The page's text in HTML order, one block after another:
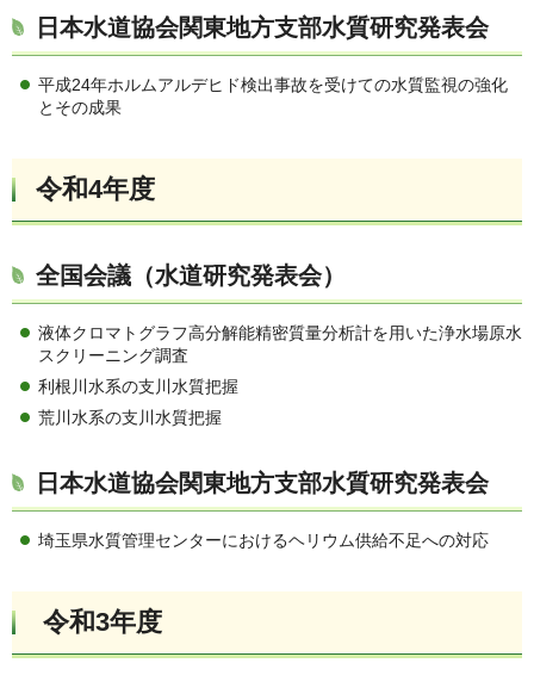
日本水道協会関東地方支部水質研究発表会
平成24年ホルムアルデヒド検出事故を受けての水質監視の強化
とその成果
令和4年度
全国会議（水道研究発表会）
液体クロマトグラフ高分解能精密質量分析計を用いた浄水場原水
スクリーニング調査
利根川水系の支川水質把握
荒川水系の支川水質把握
日本水道協会関東地方支部水質研究発表会
埼玉県水質管理センターにおけるヘリウム供給不足への対応
令和3年度